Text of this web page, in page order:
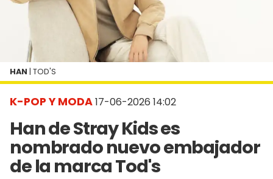
K-POP Y MODA17-06-2026 14:02
Han de Stray Kids es
nombrado nuevo embajador
de la marca Tod's
HAN | TOD'S